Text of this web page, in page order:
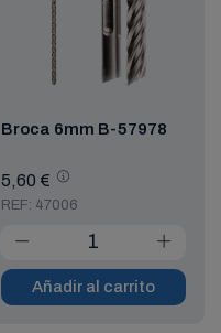
Broca 6mm B-57978
5,60 €
REF: 47006
Añadir al carrito